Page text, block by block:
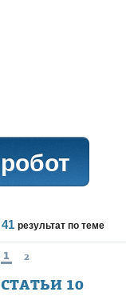
робот
41 результат по теме
1 2
СТАТЬИ 10